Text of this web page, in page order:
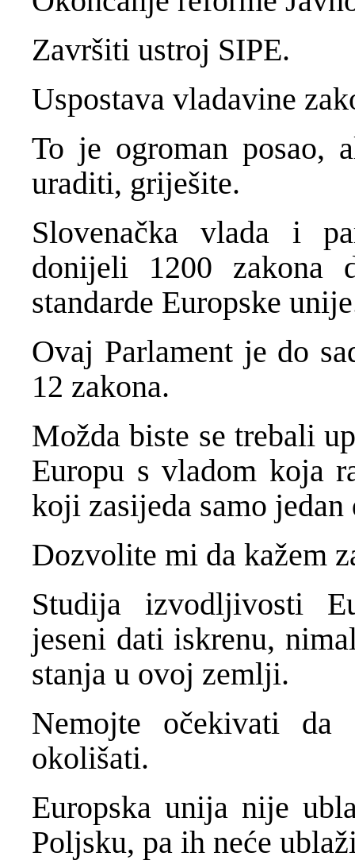
Završiti ustroj SIPE.
Uspostava vladavine
To je ogroman posao,
uraditi, griješite.
Slovenačka vlada i
donijeli 1200 zakona
standarde Europske
Ovaj Parlament je do
12 zakona.
Možda biste se trebali
Europu s vladom koja
koji zasijeda samo jedan
Dozvolite mi da kažem
Studija izvodljivosti
jeseni dati iskrenu,
stanja u ovoj zemlji.
Nemojte očekivati
okolišati.
Europska unija nije
Poljsku, pa ih neće